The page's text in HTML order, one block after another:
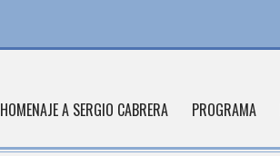
HOMENAJE A SERGIO CABRERA PROGRAMA